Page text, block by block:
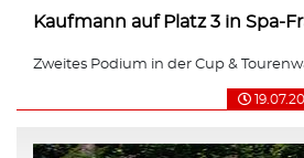
Kaufmann auf Platz 3 in Spa-
Zweites Podium in der Cup &